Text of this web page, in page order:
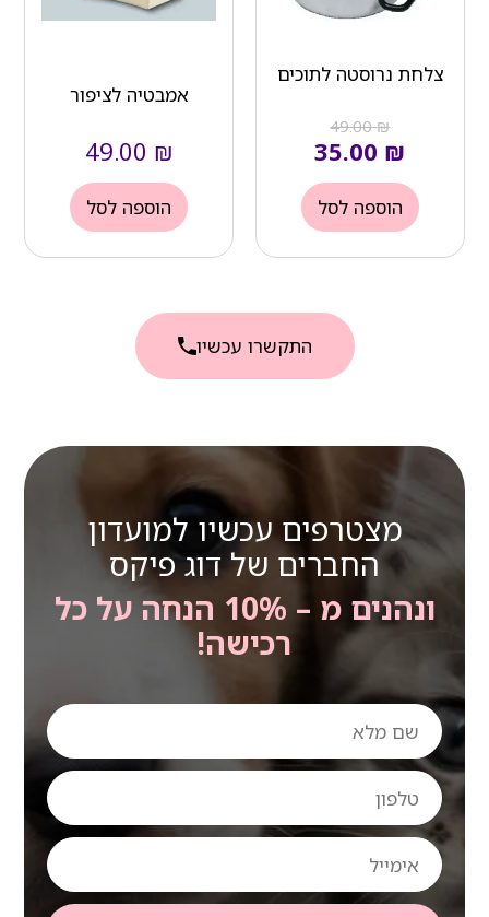
צלחת נרוסטה לתוכים
₪
49.00
₪
הוספה לסל
אמבטיה לציפור
₪
הוספה לסל
התקשרו עכשיו
מצטרפים עכשיו למועדון
החברים של דוג פיקס
ונהנים מ – 10% הנחה על כל
רכישה!
שם
מלא
טלפון
אימייל